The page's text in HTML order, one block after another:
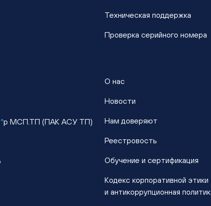
^р МСП.ТП (ПАК АСУ ТП)
Техническая поддержка
Проверка серийного номера
О нас
Новости
Нам доверяют
Реестровость
Обучение и сертификация
Кодекс корпоративной этики
и антикоррупционная